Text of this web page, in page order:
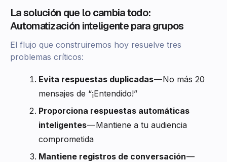
La solución que lo cambia todo:
Automatización inteligente para grupos
El flujo que construiremos hoy resuelve tres
problemas críticos:
Evita respuestas duplicadas— No más 20
mensajes de “¡Entendido!”
Proporciona respuestas automáticas
inteligentes— Mantiene a tu audiencia
comprometida
Mantiene registros de conversación—